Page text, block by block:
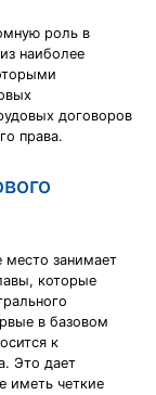
роль в
наиболее
договоров
права.
место занимает
которые
в базовом
к
Это дает
иметь четкие